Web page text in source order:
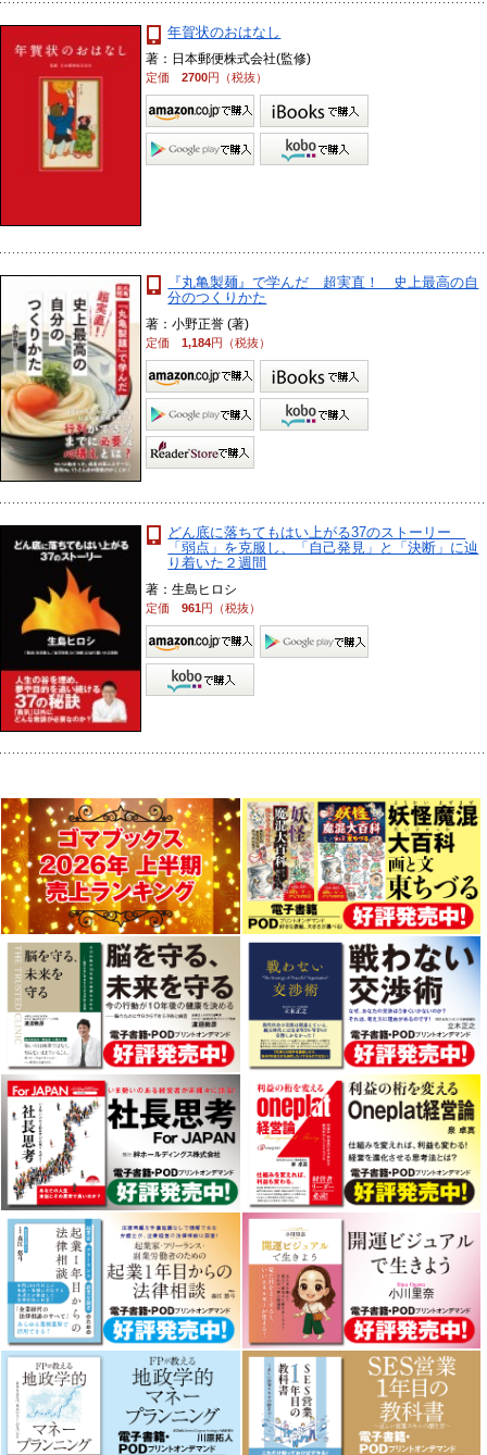
年賀状のおはなし
著：日本郵便株式会社(監修)
定価2700円（税抜）
『丸亀製麺』で学んだ 超実直！ 史上最高の自
分のつくりかた
著：小野正誉 (著)
定価1,184円（税抜）
どん底に落ちてもはい上がる37のストーリー
「弱点」を克服し、「自己発見」と「決断」に辿
り着いた２週間
著：生島ヒロシ
定価961円（税抜）